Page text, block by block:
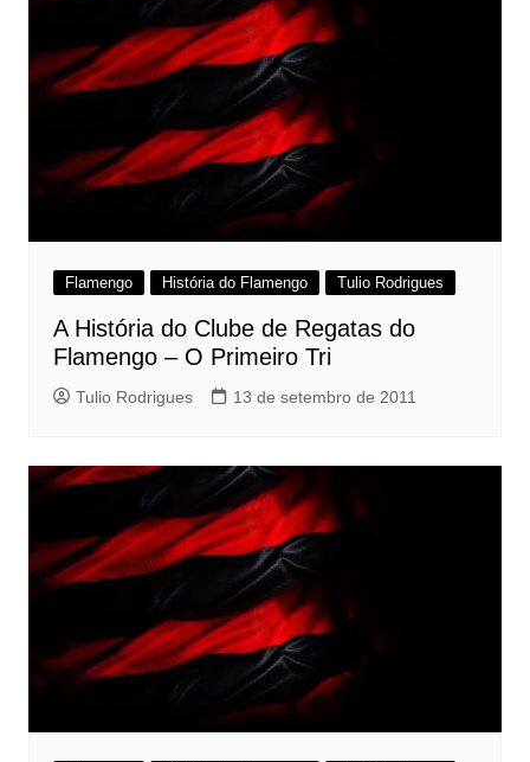
Flamengo História do Flamengo Tulio Rodrigues
A História do Clube de Regatas do
Flamengo – O Primeiro Tri
Tulio Rodrigues 13 de setembro de 2011